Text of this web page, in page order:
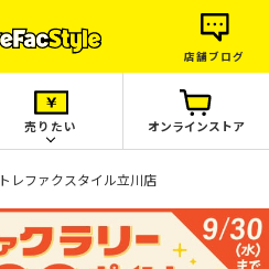
店舗ブログ
売りたい オンラインストア
トレファクスタイル立川店